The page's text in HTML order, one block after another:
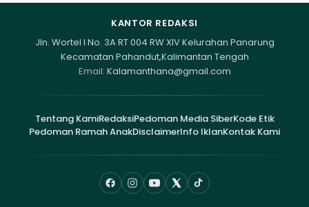
KANTOR REDAKSI
Jln. Wortel I No. 3A RT 004 RW XIV Kelurahan Panarung
Kecamatan Pahandut,Kalimantan Tengah
Email: Kalamanthana@gmail.com
Tentang KamiRedaksiPedoman Media SiberKode Etik
Pedoman Ramah AnakDisclaimerInfo IklanKontak Kami